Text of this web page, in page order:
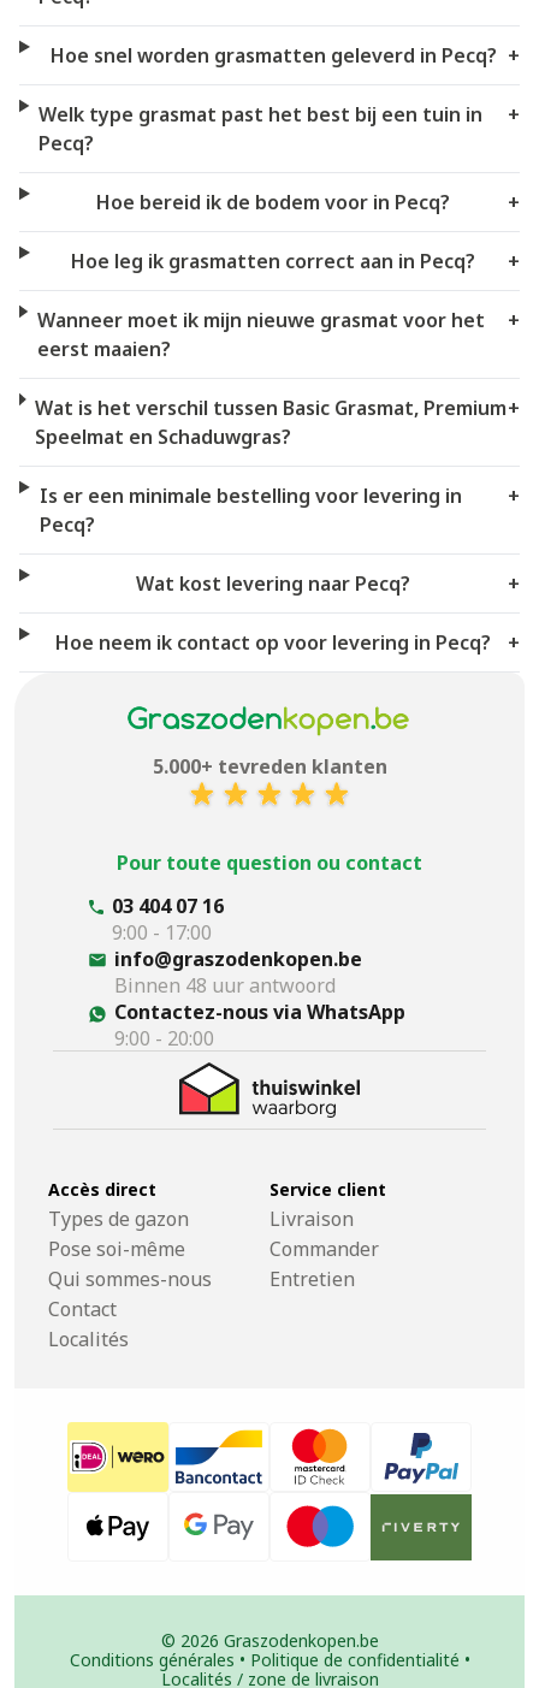
Hoe snel worden grasmatten geleverd in Pecq? +
Welk type grasmat past het best bij een tuin in
Pecq?
+
Hoe bereid ik de bodem voor in Pecq? +
Hoe leg ik grasmatten correct aan in Pecq? +
Wanneer moet ik mijn nieuwe grasmat voor het
eerst maaien?
+
Wat is het verschil tussen Basic Grasmat, Premium
Speelmat en Schaduwgras?
+
Is er een minimale bestelling voor levering in
Pecq?
+
Wat kost levering naar Pecq? +
Hoe neem ik contact op voor levering in Pecq? +
5.000+ tevreden klanten
Pour toute question ou contact
03 404 07 16
9:00 - 17:00
info@graszodenkopen.be
Binnen 48 uur antwoord
Contactez-nous via WhatsApp
9:00 - 20:00
Accès direct
Types de gazon
Pose soi-même
Qui sommes-nous
Contact
Localités
Service client
Livraison
Commander
Entretien
© 2026 Graszodenkopen.be
Conditions générales • Politique de confidentialité •
Localités / zone de livraison